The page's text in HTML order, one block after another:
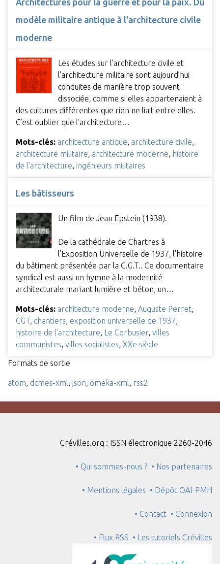
Architectures pour la guerre et pour la paix. Du
modèle militaire antique à l'architecture civile
moderne
Les études sur l’architecture civile et
l’architecture militaire sont aujourd’hui
conduites de manière trop souvent
dissociée, comme si elles appartenaient à
des cultures différentes que rien ne liait entre elles.
C’est oublier que l’architecture…
Mots-clés: architecture antique architecture civile
architecture militaire architecture moderne
histoire
de l'architecture ingénieurs militaires
Les bâtisseurs
Un film de Jean Epstein (1938).
De la cathédrale de Chartres à
l'Exposition Universelle de 1937, l'histoire
du bâtiment présentée par la C.G.T.. Ce documentaire
syndical est aussi un hymne à la modernité
architecturale mariant lumière et béton, un…
Mots-clés: architecture moderne, Auguste Perret,
CGT, chantiers, exposition universelle de 1937,
histoire de l'architecture, Le Corbusier, villes
communistes, villes socialistes, XXe siècle
Formats de sortie
atom, dcmes-xml, json, omeka-xml, rss2
Crévilles.org : ISSN électronique 2260-2046
• Qui sommes-nous ? • Nos partenaires
• Mentions légales • Dépôt OAI-PMH
• Contact • Connexion
• Flux RSS • Les tutoriels Crévilles